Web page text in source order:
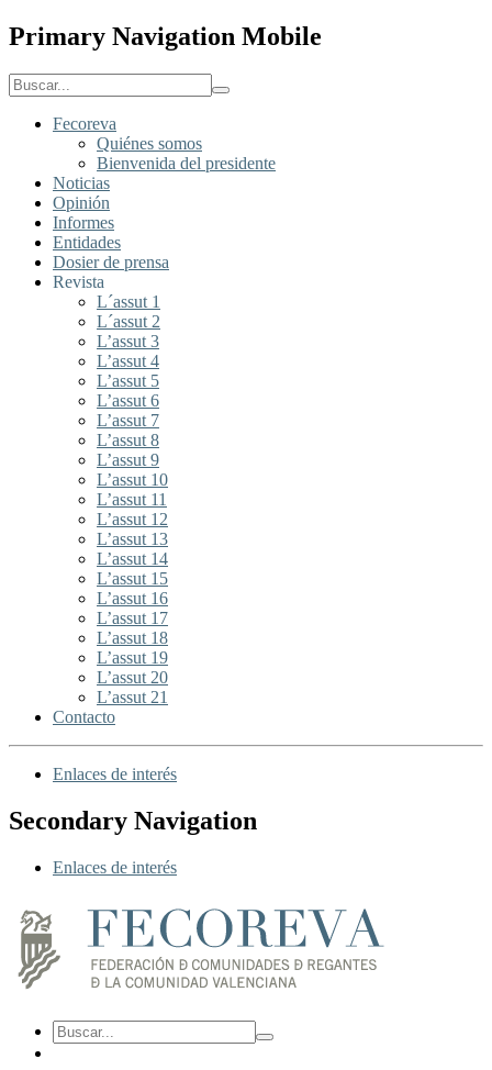
Primary Navigation Mobile
Fecoreva
Quiénes somos
Bienvenida del presidente
Noticias
Opinión
Informes
Entidades
Dosier de prensa
Revista
L´assut 1
L´assut 2
L’assut 3
L’assut 4
L’assut 5
L’assut 6
L’assut 7
L’assut 8
L’assut 9
L’assut 10
L’assut 11
L’assut 12
L’assut 13
L’assut 14
L’assut 15
L’assut 16
L’assut 17
L’assut 18
L’assut 19
L’assut 20
L’assut 21
Contacto
Enlaces de interés
Secondary Navigation
Enlaces de interés